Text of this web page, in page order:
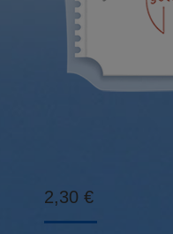
2,30 €